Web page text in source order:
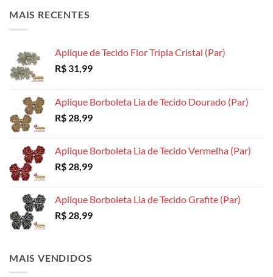
MAIS RECENTES
Aplique de Tecido Flor Tripla Cristal (Par)
R$ 31,99
Aplique Borboleta Lia de Tecido Dourado (Par)
R$ 28,99
Aplique Borboleta Lia de Tecido Vermelha (Par)
R$ 28,99
Aplique Borboleta Lia de Tecido Grafite (Par)
R$ 28,99
MAIS VENDIDOS